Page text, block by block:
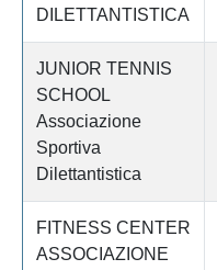
DILETTANTISTICA
JUNIOR TENNIS
SCHOOL
Associazione
Sportiva
Dilettantistica
FITNESS CENTER
ASSOCIAZIONE